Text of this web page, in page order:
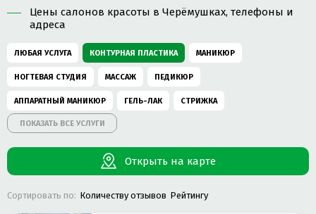
Цены салонов красоты в Черёмушках, телефоны и
адреса
ЛЮБАЯ УСЛУГА КОНТУРНАЯ ПЛАСТИКА МАНИКЮР
НОГТЕВАЯ СТУДИЯ МАССАЖ ПЕДИКЮР
АППАРАТНЫЙ МАНИКЮР ГЕЛЬ-ЛАК СТРИЖКА
ПАРИКМАХЕРСКАЯ МАССАЖ ЛИЦА
КОРРЕКЦИЯ И ОКРАШИВАНИЕ БРОВЕЙ ПИЛИНГ
ОКРАШИВАНИЕ РЕСНИЦ
СТРИЖКА МУЖСКАЯ ДЕТСКАЯ СТРИЖКА НАРАЩИВАНИЕ РЕСНИЦ
ПОКАЗАТЬ ВСЕ УСЛУГИ
Открыть на карте
Сортировать по: Количеству отзывов Рейтингу